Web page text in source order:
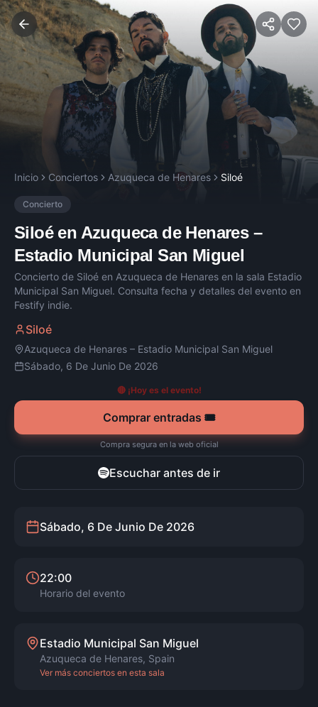
Inicio Conciertos Azuqueca de Henares Siloé
Concierto
Siloéen Azuqueca de Henares–
Estadio Municipal San Miguel
Concierto de Siloé en Azuqueca de Henares en la sala Estadio
Municipal San Miguel. Consulta fecha y detalles del evento en
Festify indie.
Siloé
Azuqueca de Henares – Estadio Municipal San Miguel
Sábado, 6 De Junio De 2026
🔴 ¡Hoy es el evento!
Comprar entradas 🎟️
Compra segura en la web oficial
Escuchar antes de ir
Sábado, 6 De Junio De 2026
22:00
Horario del evento
Estadio Municipal San Miguel
Azuqueca de Henares, Spain
Ver más conciertos en esta sala